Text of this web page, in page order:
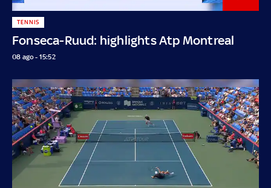
Fonseca-Ruud: highlights Atp Montreal
TENNIS
08 ago - 15:52